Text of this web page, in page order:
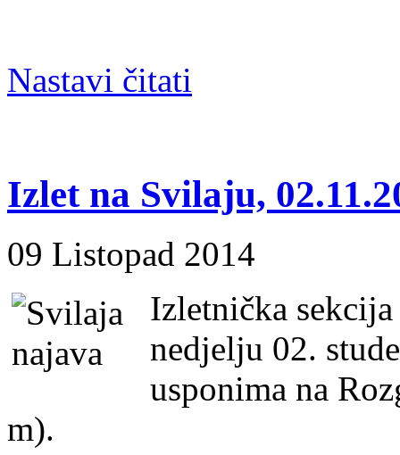
Nastavi čitati
Izlet na Svilaju,
09 Listopad 2014
Izletnička
nedjelju 02.
usponima na
m).